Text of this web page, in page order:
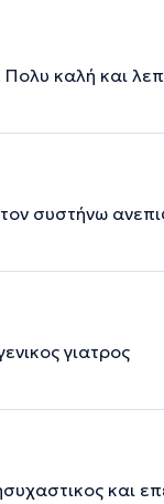
Πολυ καλή και
συστήνω
γιατρος
και